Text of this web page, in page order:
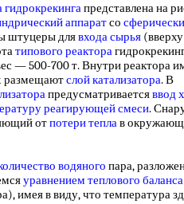
гидрокрекингапредставлена на
аппаратсо
штуцеры длявхода сырья
типового реактора
— 500-700 т. Внутри реактора
размещаютслой катализатора. В
предусматриваетсяввод
реагирующей смеси.
отпотери теплав
водяного пара,
уравнением теплового баланса
имея в виду, что температура